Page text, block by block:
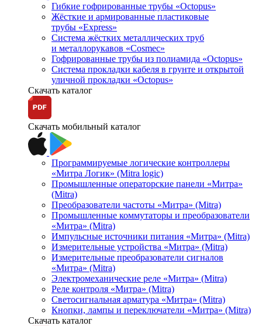
Гибкие гофрированные трубы «Octopus»
Жёсткие и армированные пластиковые
трубы «Express»
Система жёстких металлических труб
и металлорукавов «Cosmec»
Гофрированные трубы из полиамида «Octopus»
Система прокладки кабеля в грунте и открытой
уличной прокладки «Octopus»
Скачать каталог
Скачать мобильный каталог
Программируемые логические контроллеры
«Митра Логик» (Mitra logic)
Промышленные операторские панели «Митра»
(Mitra)
Преобразователи частоты «Митра» (Mitra)
Промышленные коммутаторы и преобразователи
«Митра» (Mitra)
Импульсные источники питания «Митра» (Mitra)
Измерительные устройства «Митра» (Mitra)
Измерительные преобразователи сигналов
«Митра» (Mitra)
Электромеханические реле «Митра» (Mitra)
Реле контроля «Митра» (Mitra)
Светосигнальная арматура «Митра» (Mitra)
Кнопки, лампы и переключатели «Митра» (Mitra)
Скачать каталог